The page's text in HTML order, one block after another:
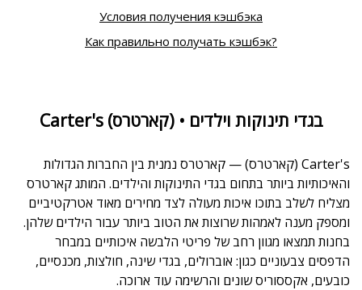
Условия получения кэшбэка
Как правильно получать кэшбэк?
Carter's (קארטרס) • בגדי תינוקות וילדים
Carter's (קארטרס) — קארטרס נמנית בין החברות הגדולות
והאיכותיות ביותר בתחום בגדי התינוקות והילדים. המותג קארטרס
מצליח לשלב בתוכו איכות מעולה לצד מחירים מאוד אטרקטיביים
ומספק מענה לאמהות שרוצות את הטוב ביותר עבור הילדים שלהן.
בחנות תמצאו מגוון רחב של פריטי הלבשה איכותיים במבחר
הדפסים צבעוניים כגון: אוברולים, בגדי שינה, חולצות, מכנסיים,
כובעים, אקססוריס שונים והרשימה עוד ארוכה.